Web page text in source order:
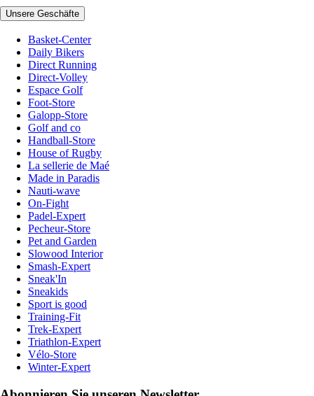
Unsere Geschäfte
Basket-Center
Daily Bikers
Direct Running
Direct-Volley
Espace Golf
Foot-Store
Galopp-Store
Golf and co
Handball-Store
House of Rugby
La sellerie de Maé
Made in Paradis
Nauti-wave
On-Fight
Padel-Expert
Pecheur-Store
Pet and Garden
Slowood Interior
Smash-Expert
Sneak'In
Sneakids
Sport is good
Training-Fit
Trek-Expert
Triathlon-Expert
Vélo-Store
Winter-Expert